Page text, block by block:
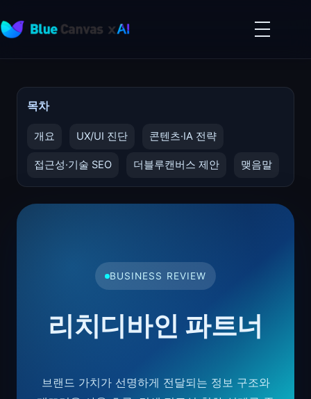
BLUECANVAS
메
뉴
목차
개요 UX/UI 진단 콘텐츠·IA 전략
접근성·기술 SEO 더블루캔버스 제안 맺음말
BUSINESS REVIEW
리치디바인 파트너
브랜드 가치가 선명하게 전달되는 정보 구조와